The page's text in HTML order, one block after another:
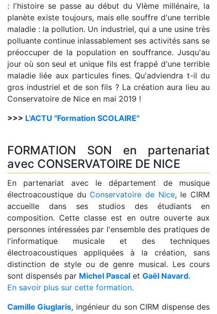
: l'histoire se passe au début du VIème millénaire, la
planète existe toujours, mais elle souffre d'une terrible
maladie : la pollution. Un industriel, qui a une usine très
polluante continue inlassablement ses activités sans se
préoccuper de la population en souffrance. Jusqu'au
jour où son seul et unique fils est frappé d'une terrible
maladie liée aux particules fines. Qu'adviendra t-il du
gros industriel et de son fils ? La création aura lieu au
Conservatoire de Nice en mai 2019 !
>>> L'ACTU "Formation SCOLAIRE"
FORMATION SON en partenariat
avec CONSERVATOIRE DE NICE
En partenariat avec le département de musique
électroacoustique du Conservatoire de Nice, le CIRM
accueille dans ses studios des étudiants en
composition. Cette classe est en outre ouverte aux
personnes intéressées par l'ensemble des pratiques de
l'informatique musicale et des techniques
électroacoustiques appliquées à la création, sans
distinction de style ou de genre musical. Les cours
sont dispensés par Michel Pascal et Gaël Navard.
En savoir plus sur cette formation.
Camille Giuglaris, ingénieur du son CIRM dispense des